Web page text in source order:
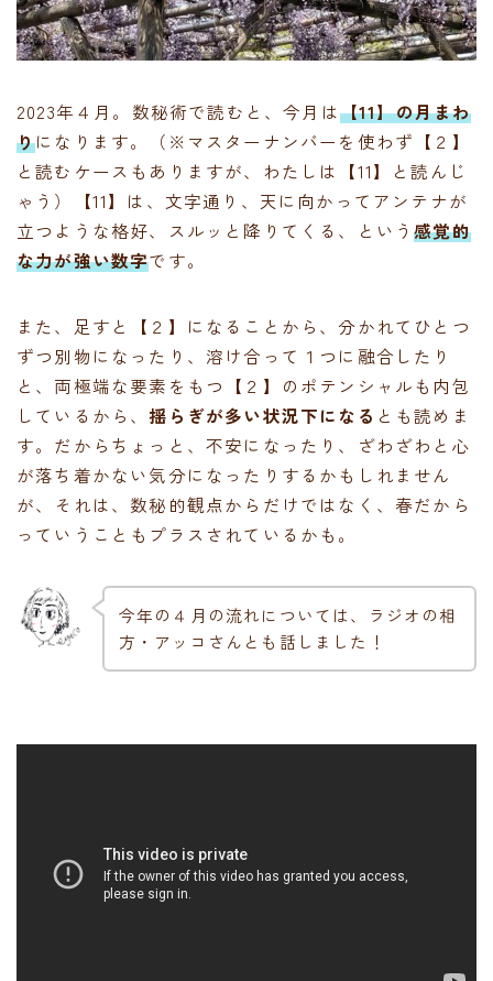
2023年４月。数秘術で読むと、今月は【11】の月まわ
りになります。（※マスターナンバーを使わず【２】
と読むケースもありますが、わたしは【11】と読んじ
ゃう）【11】は、文字通り、天に向かってアンテナが
立つような格好、スルッと降りてくる、という感覚的
な力が強い数字です。
また、足すと【２】になることから、分かれてひとつ
ずつ別物になったり、溶け合って１つに融合したり
と、両極端な要素をもつ【２】のポテンシャルも内包
しているから、揺らぎが多い状況下になる とも読めま
す。だからちょっと、不安になったり、ざわざわと心
が落ち着かない気分になったりするかもしれません
が、それは、数秘的観点からだけではなく、春だから
っていうこともプラスされているかも。
今年の４月の流れについては、ラジオの相
方・アッコさんとも話しました！